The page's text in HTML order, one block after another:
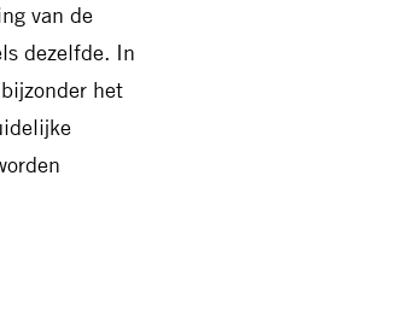
van de
dezelfde. In
het